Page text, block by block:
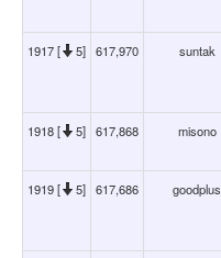
1917 [ 5] 617,970 suntak
1918 [ 5] 617,868 misono
1919 [ 5] 617,686 goodplus